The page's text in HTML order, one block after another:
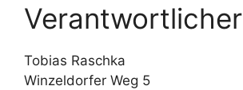
Verantwortlicher
Tobias Raschka
Winzeldorfer Weg 5